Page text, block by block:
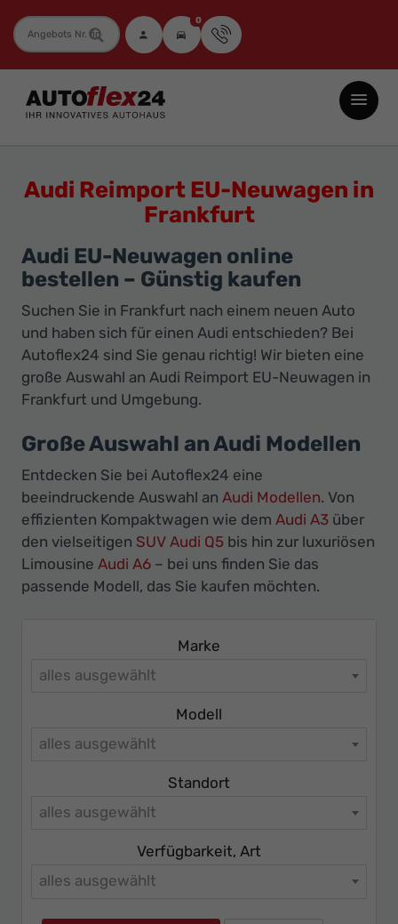
Fahrzeugnummer 0
Autoflex24
GmbH
Neuwagen
und
Gebrauchtwagen
Top-
Preisen
-
Ihr
Autohaus
Audi Reimport EU-Neuwagen in
Frankfurt
Audi EU-Neuwagen online
bestellen – Günstig kaufen
Suchen Sie in Frankfurt nach einem neuen Auto
und haben sich für einen Audi entschieden? Bei
Autoflex24 sind Sie genau richtig! Wir bieten eine
große Auswahl an Audi Reimport EU-Neuwagen in
Frankfurt und Umgebung.
Große Auswahl an Audi Modellen
Entdecken Sie bei Autoflex24 eine
beeindruckende Auswahl an Audi Modellen. Von
effizienten Kompaktwagen wie dem Audi A3 über
den vielseitigen SUV Audi Q5 bis hin zur luxuriösen
Limousine Audi A6 – bei uns finden Sie das
passende Modell, das Sie kaufen möchten.
Marke
alles ausgewählt
Modell
alles ausgewählt
Standort
alles ausgewählt
Verfügbarkeit, Art
alles ausgewählt